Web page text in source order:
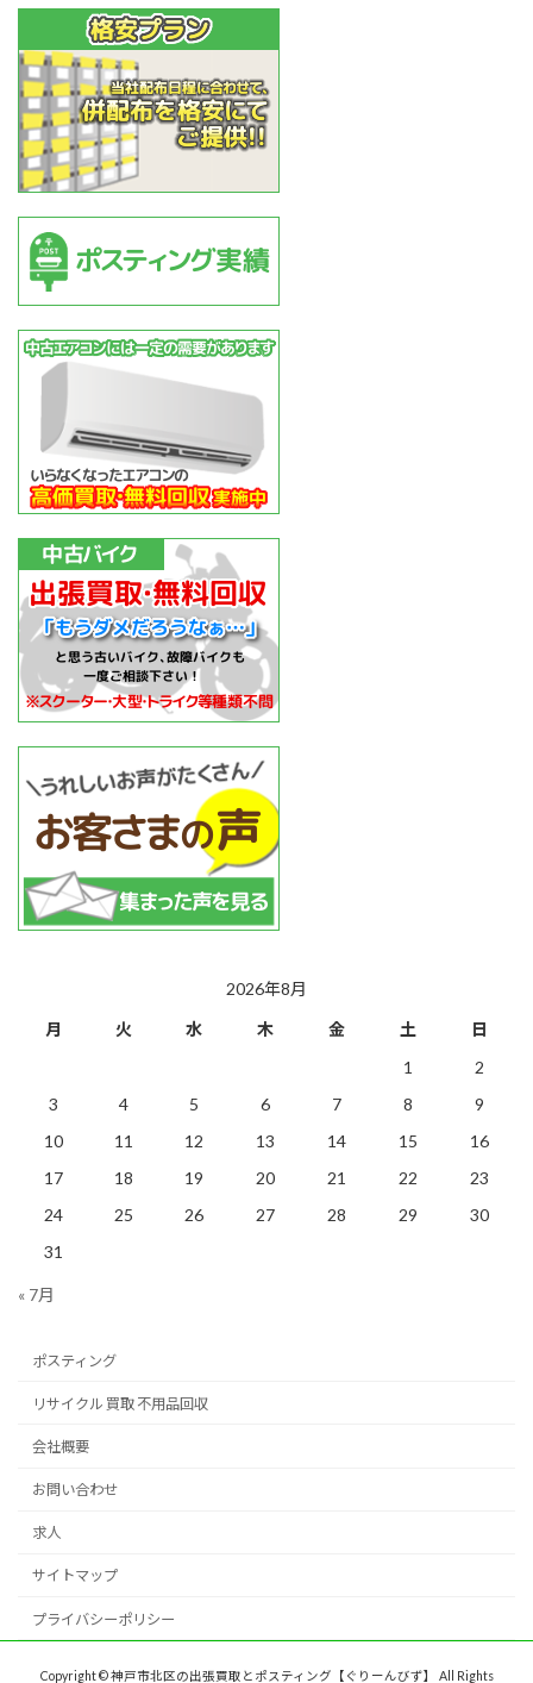
2026年8月
月
火 水 木 金 土
日
1
2
3
4 5 6 7 8
9
10
11 12 13 14 15
16
17
18 19 20 21 22
23
24
25 26 27 28 29
30
31
« 7月
ポスティング
リサイクル 買取 不用品回収
会社概要
お問い合わせ
求人
サイトマップ
プライバシーポリシー
Copyright © 神戸市北区の出張買取とポスティング【ぐりーんびず】 All Rights